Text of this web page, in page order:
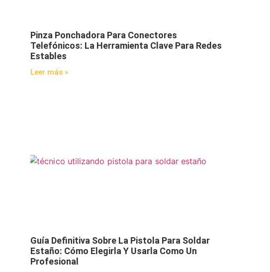
Pinza Ponchadora Para Conectores
Telefónicos: La Herramienta Clave Para Redes
Estables
Leer más »
Guía Definitiva Sobre La Pistola Para Soldar
Estaño: Cómo Elegirla Y Usarla Como Un
Profesional